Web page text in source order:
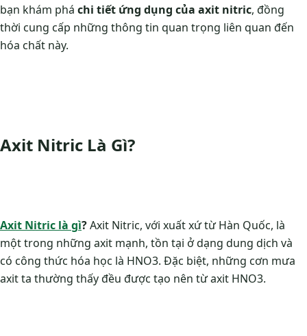
bạn khám phá chi tiết ứng dụng của axit nitric, đồng
thời cung cấp những thông tin quan trọng liên quan đến
hóa chất này.
Axit Nitric Là Gì?
Axit Nitric là gì?Axit Nitric, với xuất xứ từ Hàn Quốc, là
một trong những axit mạnh, tồn tại ở dạng dung dịch và
có công thức hóa học là HNO3. Đặc biệt, những cơn mưa
axit ta thường thấy đều được tạo nên từ axit HNO3.